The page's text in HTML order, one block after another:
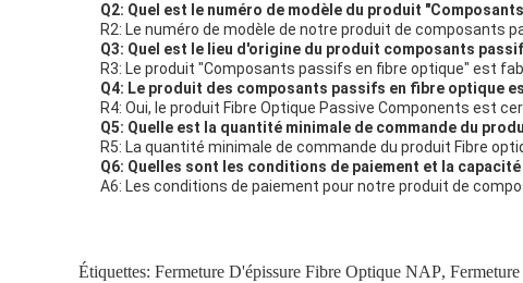
Q2: Quel est le numéro de modèle du produit
R2: Le numéro de modèle de notre produit de composants
Q3: Quel est le lieu d'origine du produit composants
R3: Le produit "Composants passifs en fibre optique" est
Q4: Le produit des composants passifs en fibre optique
R4: Oui, le produit Fibre Optique Passive Components est
Q5: Quelle est la quantité minimale de commande du
R5: La quantité minimale de commande du produit Fibre
Q6: Quelles sont les conditions de paiement et la
A6: Les conditions de paiement pour notre produit de
Étiquettes: Fermeture D'épissure Fibre Optique NAP,